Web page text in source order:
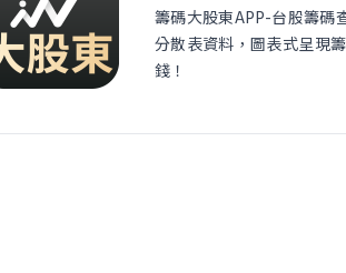
籌碼大股東APP-台股籌碼
分散表資料，圖表式呈現
錢！